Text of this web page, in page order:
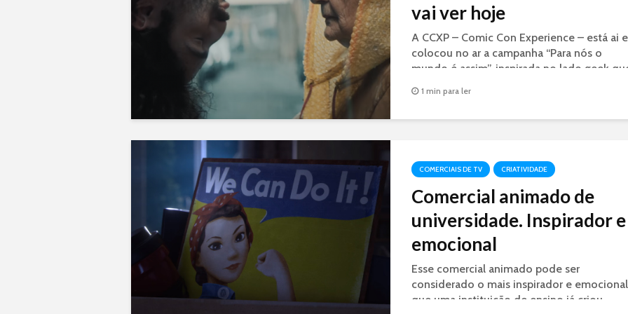
vai ver hoje
A CCXP – Comic Con Experience – está ai e
colocou no ar a campanha “Para nós o
mundo é assim”, inspirada no lado geek
existe em cada um de nós. E o carro chefe
da campanha é um filme para internet e...
1 min para ler
COMERCIAIS DE TV CRIATIVIDADE
Comercial animado de
universidade. Inspirador e
emocional
Esse comercial animado pode ser
considerado o mais inspirador e emocional
que uma instituição de ensino já criou.